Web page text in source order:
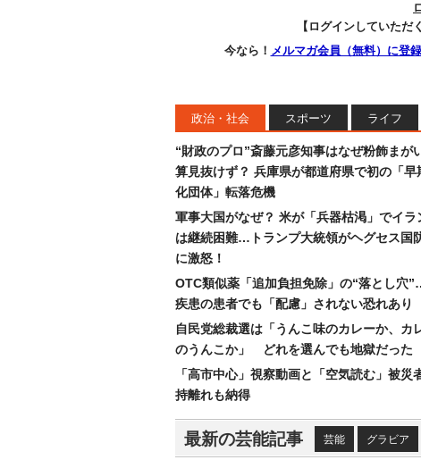
【ログインしていただ
今なら！ メルマガ会員（無料）に登録
政治・社会 スポーツ ライフ
“財政のプロ”斎藤元彦知事はなぜ粉飾まが
算見抜けず？ 兵庫県が都道府県で初の「早
化団体」転落危機
軍事大国がなぜ？ 米が「兵器枯渇」でイラ
は継続困難…トランプ大統領がヘグセス国
に激怒！
OTC類似薬「追加負担免除」の“落とし穴
疾患の患者でも「配慮」されない恐れあり
自民党総裁選は「うんこ味のカレーか、カ
のうんこか」 どれを選んでも地獄だった
「高市中心」視察動画と「空気読む」被
持離れも納得
最新の芸能記事 芸能 グラビア